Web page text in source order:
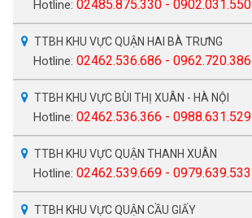
Hotline: 02485.875.330 - 0902.031.550
TTBH KHU VỰC QUẬN HAI BÀ TRƯNG
Hotline: 02462.536.686 - 0962.720.386
TTBH KHU VỰC BÙI THỊ XUÂN - HÀ NỘI
Hotline: 02462.536.366 - 0988.631.529
TTBH KHU VỰC QUẬN THANH XUÂN
Hotline: 02462.539.669 - 0979.639.533
TTBH KHU VỰC QUẬN CẦU GIẤY